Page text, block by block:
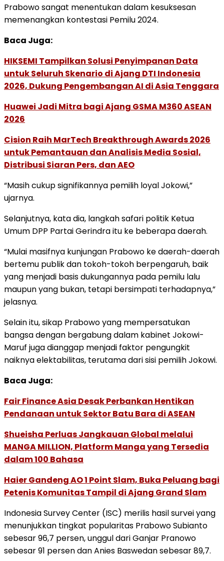
Prabowo sangat menentukan dalam kesuksesan
memenangkan kontestasi Pemilu 2024.
Baca Juga:
HIKSEMI Tampilkan Solusi Penyimpanan Data
untuk Seluruh Skenario di Ajang DTI Indonesia
2026, Dukung Pengembangan AI di Asia Tenggara
Huawei Jadi Mitra bagi Ajang GSMA M360 ASEAN
2026
Cision Raih MarTech Breakthrough Awards 2026
untuk Pemantauan dan Analisis Media Sosial,
Distribusi Siaran Pers, dan AEO
“Masih cukup signifikannya pemilih loyal Jokowi,”
ujarnya.
Selanjutnya, kata dia, langkah safari politik Ketua
Umum DPP Partai Gerindra itu ke beberapa daerah.
“Mulai masifnya kunjungan Prabowo ke daerah-daerah
bertemu publik dan tokoh-tokoh berpengaruh, baik
yang menjadi basis dukungannya pada pemilu lalu
maupun yang bukan, tetapi bersimpati terhadapnya,”
jelasnya.
Selain itu, sikap Prabowo yang mempersatukan
bangsa dengan bergabung dalam kabinet Jokowi-
Maruf juga dianggap menjadi faktor pengungkit
naiknya elektabilitas, terutama dari sisi pemilih Jokowi.
Baca Juga:
Fair Finance Asia Desak Perbankan Hentikan
Pendanaan untuk Sektor Batu Bara di ASEAN
Shueisha Perluas Jangkauan Global melalui
MANGA MILLION, Platform Manga yang Tersedia
dalam 100 Bahasa
Haier Gandeng AO 1 Point Slam, Buka Peluang bagi
Petenis Komunitas Tampil di Ajang Grand Slam
Indonesia Survey Center (ISC) merilis hasil survei yang
menunjukkan tingkat popularitas Prabowo Subianto
sebesar 96,7 persen, unggul dari Ganjar Pranowo
sebesar 91 persen dan Anies Baswedan sebesar 89,7.